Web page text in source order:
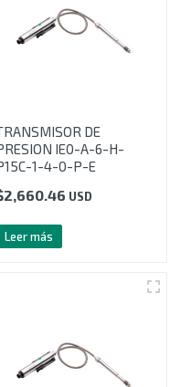
DE
IE0-A-6-H-
1-4-0-P-E
2,660.46 USD
Leer más